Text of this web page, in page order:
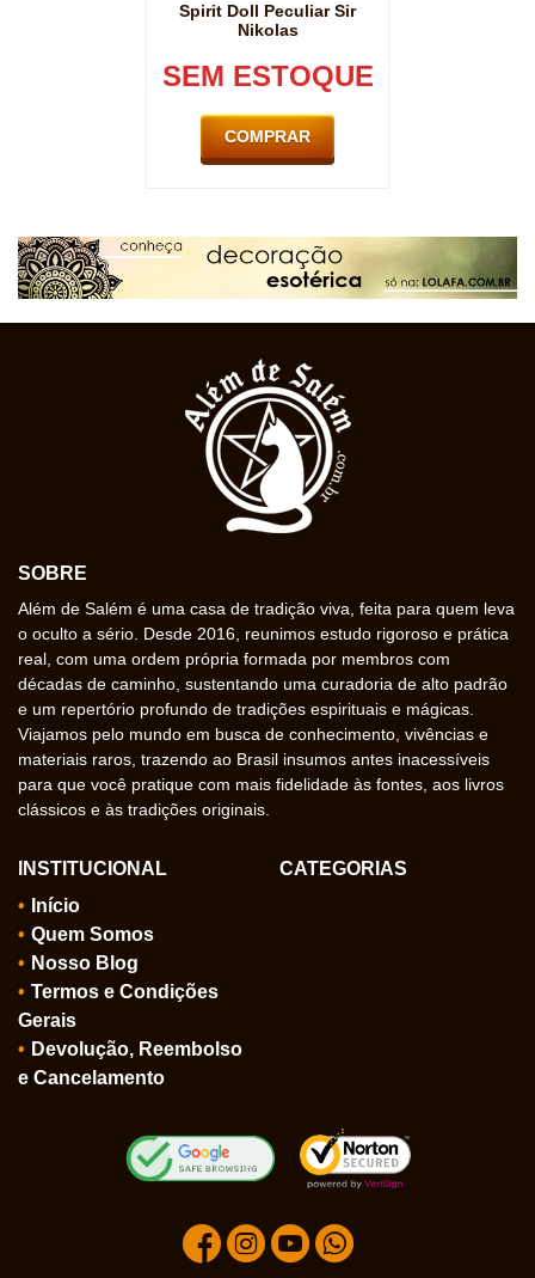
Spirit Doll Peculiar Sir
Nikolas
SEM ESTOQUE
COMPRAR
SOBRE
Além de Salém é uma casa de tradição viva, feita para quem leva
o oculto a sério. Desde 2016, reunimos estudo rigoroso e prática
real, com uma ordem própria formada por membros com
décadas de caminho, sustentando uma curadoria de alto padrão
e um repertório profundo de tradições espirituais e mágicas.
Viajamos pelo mundo em busca de conhecimento, vivências e
materiais raros, trazendo ao Brasil insumos antes inacessíveis
para que você pratique com mais fidelidade às fontes, aos livros
clássicos e às tradições originais.
INSTITUCIONAL
Início
Quem Somos
Nosso Blog
Termos e Condições
Gerais
Devolução, Reembolso
e Cancelamento
CATEGORIAS